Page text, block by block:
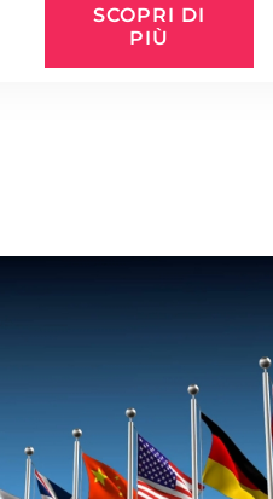
SCOPRI DI
PIÙ